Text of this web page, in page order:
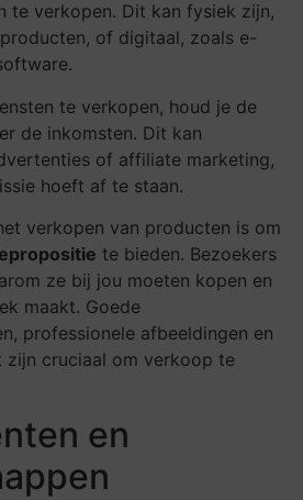
te verkopen. Dit kan fysiek zijn,
of digitaal, zoals e-
te verkopen, houd je de
de inkomsten. Dit kan
of affiliate marketing,
hoeft af te staan.
verkopen van producten is om
te bieden. Bezoekers
ze bij jou moeten kopen en
maakt. Goede
professionele afbeeldingen en
cruciaal om verkoop te
en